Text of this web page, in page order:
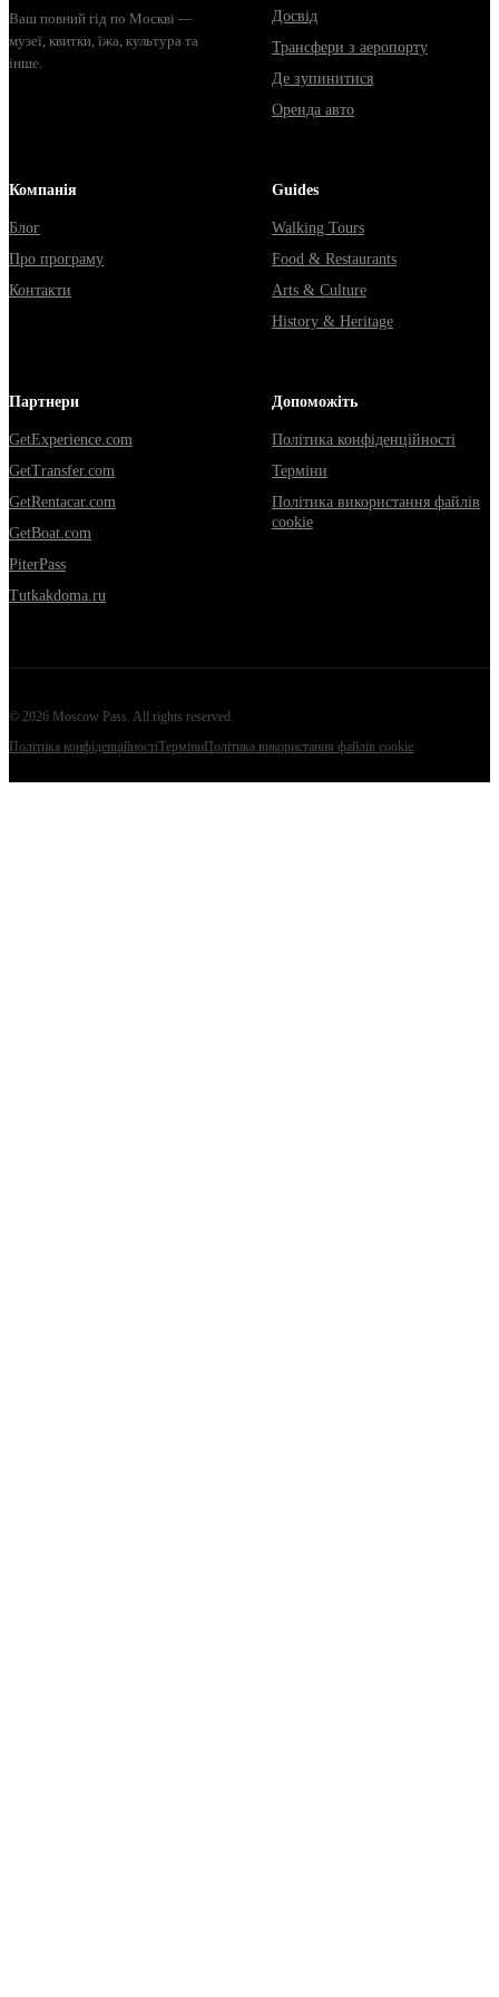
Ваш повний гід по Москві —
музеї, квитки, їжа, культура та
інше.
Досвід
Трансфери з аеропорту
Де зупинитися
Оренда авто
Компанія
Блог
Про програму
Контакти
Guides
Walking Tours
Food & Restaurants
Arts & Culture
History & Heritage
Партнери
GetExperience.com
GetTransfer.com
GetRentacar.com
GetBoat.com
PiterPass
Tutkakdoma.ru
Допоможіть
Політика конфіденційності
Терміни
Політика використання файлів
cookie
© 2026 Moscow Pass . All rights reserved.
Політика конфіденційностіТерміниПолітика використання файлів cookie